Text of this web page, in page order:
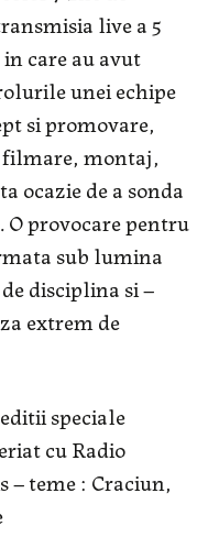
live a 5
care au avut
unei echipe
si promovare,
montaj,
ocazie de a sonda
O provocare pentru
sub lumina
disciplina si –
extrem de
speciale
cu Radio
– teme : Craciun,